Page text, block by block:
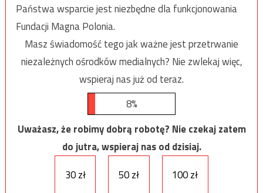
Państwa wsparcie jest niezbędne dla funkcjonowania
Fundacji Magna Polonia.
Masz świadomość tego jak ważne jest przetrwanie
niezależnych ośrodków medialnych? Nie zwlekaj więc,
wspieraj nas już od teraz.
8%
Uważasz, że robimy dobrą robotę? Nie czekaj zatem
do jutra, wspieraj nas od dzisiaj.
30 zł
50 zł 100 zł